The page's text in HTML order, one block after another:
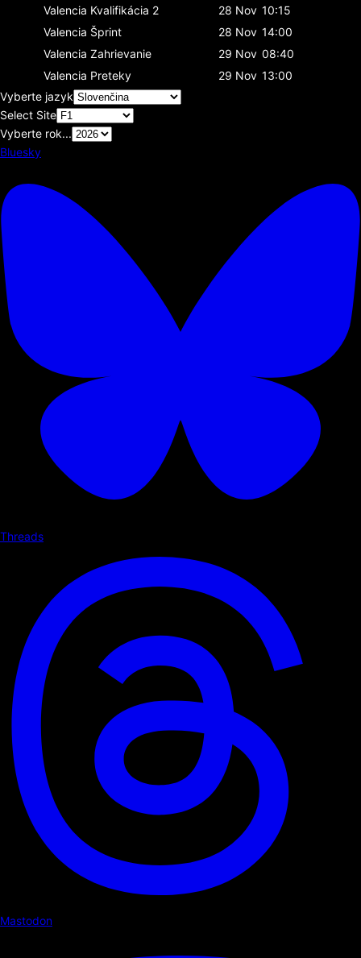
Valencia Kvalifikácia 2 28 Nov 10:15
Valencia Šprint 28 Nov 14:00
Valencia Zahrievanie 29 Nov 08:40
Valencia Preteky 29 Nov 13:00
Vyberte jazyk
Select Site
Vyberte rok...
Bluesky
Threads
Mastodon